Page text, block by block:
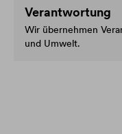
Verantwortung
Wir übernehmen
und Umwelt.